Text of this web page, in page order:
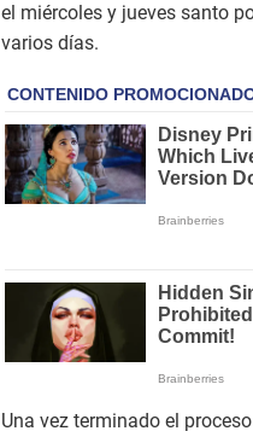
el miércoles y jueves santo
varios días.
Una vez terminado el